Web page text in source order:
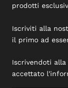
prodotti
Iscriviti alla
il primo ad
Iscrivendoti
accettato